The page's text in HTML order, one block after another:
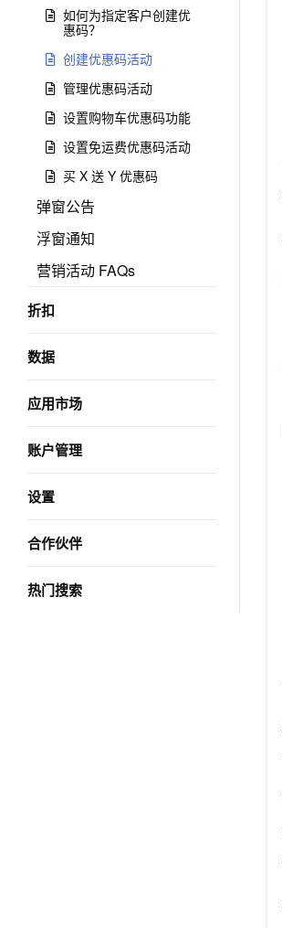
如何为指定客户创建优
惠码？
创建优惠码活动
管理优惠码活动
设置购物车优惠码功能
设置免运费优惠码活动
买 X 送 Y 优惠码
弹窗公告
浮窗通知
营销活动 FAQs
折扣
数据
应用市场
账户管理
设置
合作伙伴
热门搜索